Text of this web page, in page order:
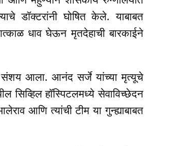
डॉक्टरांनी घोषित केले. याबाबत
धाव घेऊन मृतदेहाची बारकाईने
संशय आला. आनंद सर्जे यांच्या मृत्यूचे
हॉस्पिटलमध्ये सेवाविच्छेदन
आणि त्यांची टीम या गुन्ह्याबाबत